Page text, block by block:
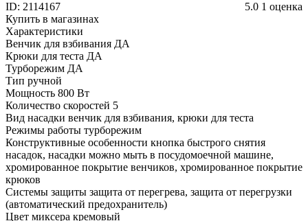
ID: 2114167 5.0 1 оценка
Купить в магазинах
Характеристики
Венчик для взбивания ДА
Крюки для теста ДА
Турборежим ДА
Тип ручной
Мощность 800 Вт
Количество скоростей 5
Вид насадки венчик для взбивания, крюки для теста
Режимы работы турборежим
Конструктивные особенности кнопка быстрого снятия
насадок, насадки можно мыть в посудомоечной машине,
хромированное покрытие венчиков, хромированное покрытие
крюков
Системы защиты защита от перегрева, защита от перегрузки
(автоматический предохранитель)
Цвет миксера кремовый